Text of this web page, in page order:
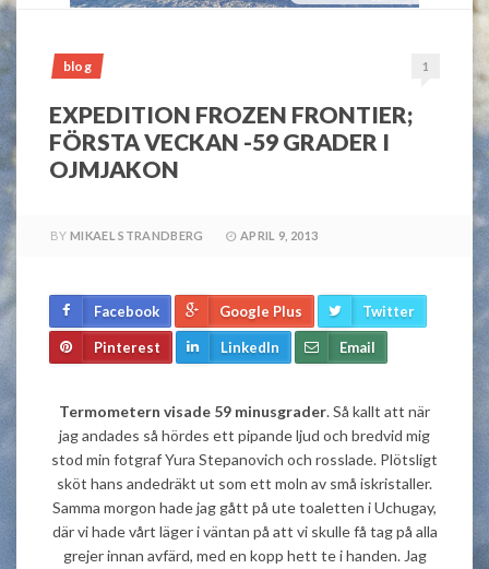
blog 1
EXPEDITION FROZEN FRONTIER;
FÖRSTA VECKAN -59 GRADER I
OJMJAKON
BY MIKAEL STRANDBERG APRIL 9, 2013
Facebook Google Plus Twitter
Pinterest LinkedIn Email
Termometern visade 59 minusgrader. Så kallt att när
jag andades så hördes ett pipande ljud och bredvid mig
stod min fotgraf Yura Stepanovich och rosslade. Plötsligt
sköt hans andedräkt ut som ett moln av små iskristaller.
Samma morgon hade jag gått på ute toaletten i Uchugay,
där vi hade vårt läger i väntan på att vi skulle få tag på alla
grejer innan avfärd, med en kopp hett te i handen. Jag